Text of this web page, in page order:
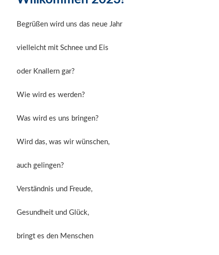
Begrüßen wird uns das neue Jahr
vielleicht mit Schnee und Eis
oder Knallern gar?
Wie wird es werden?
Was wird es uns bringen?
Wird das, was wir wünschen,
auch gelingen?
Verständnis und Freude,
Gesundheit und Glück,
bringt es den Menschen